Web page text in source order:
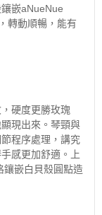
嵌aNueNue
轉動順暢，能有
硬度更勝玫瑰
現出來。琴頸與
程序處理，講究
感更加舒適。上
嵌白貝殼圓點造